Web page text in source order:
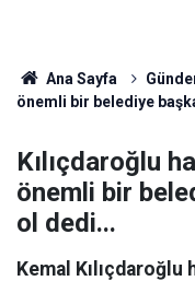
Ana Sayfa
önemli bir belediye
Kılıçdaroğlu
önemli bir
ol dedi...
Kemal